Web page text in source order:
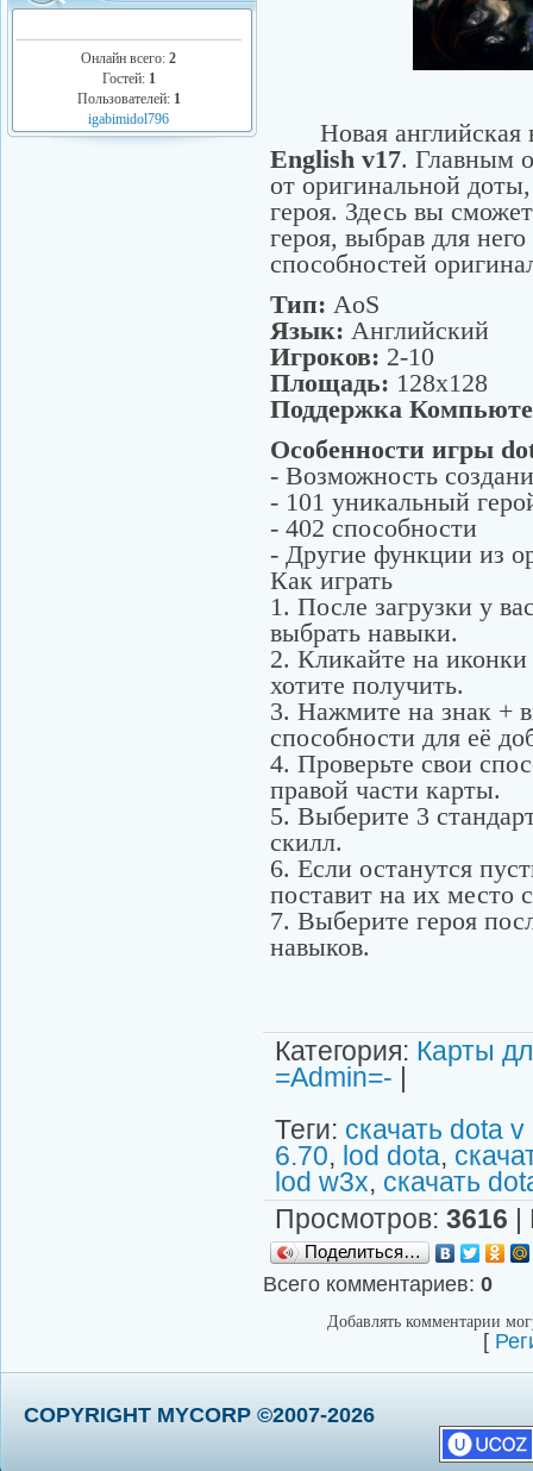
Онлайн всего: 2
Гостей: 1
Пользователей: 1
igabimidol796
Новая английская
English v17. Главным
от оригинальной
героя. Здесь вы
героя, выбрав для
способностей
Тип: AoS
Язык: Английский
Игроков: 2-10
Площадь: 128x128
Поддержка
Особенности игры
- Возможность
- 101 уникальный
- 402 способности
- Другие функции из
Как играть
1. После загрузки у
выбрать навыки.
2. Кликайте на
хотите получить.
3. Нажмите на знак +
способности для её
4. Проверьте свои
правой части карты.
5. Выберите 3
скилл.
6. Если останутся
поставит на их место
7. Выберите героя
навыков.
Категория: Карты
=Admin=- |
Теги: скачать dota
6.70, lod dota,
lod w3x, скачать
Просмотров: 3616 |
Поделиться…
Всего комментариев: 0
Добавлять комментарии
[
COPYRIGHT MYCORP ©2007-2026